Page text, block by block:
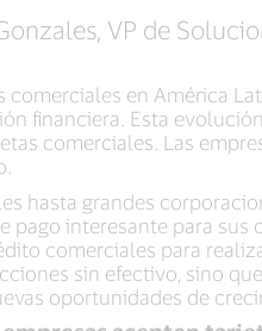
VP de
comerciales en América
financiera. Esta
comerciales. Las
hasta grandes
pago interesante para
comerciales para
sin efectivo, sino
oportunidades de